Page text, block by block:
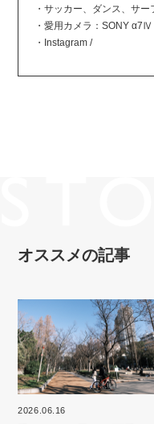
・サッカー、ダンス、サ
・愛用カメラ：SONY
・Instagram /
オススメの記事
2026.06.16